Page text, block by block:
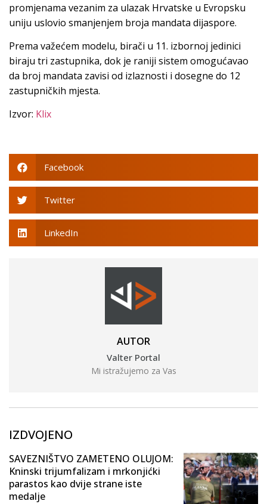
promjenama vezanim za ulazak Hrvatske u Evropsku
uniju uslovio smanjenjem broja mandata dijaspore.
Prema važećem modelu, birači u 11. izbornoj jedinici
biraju tri zastupnika, dok je raniji sistem omogućavao
da broj mandata zavisi od izlaznosti i dosegne do 12
zastupničkih mjesta.
Izvor: Klix
Facebook
Twitter
LinkedIn
AUTOR
Valter Portal
Mi istražujemo za Vas
IZDVOJENO
SAVEZNIŠTVO ZAMETENO OLUJOM:
Kninski trijumfalizam i mrkonjićki
parastos kao dvije strane iste
medalje